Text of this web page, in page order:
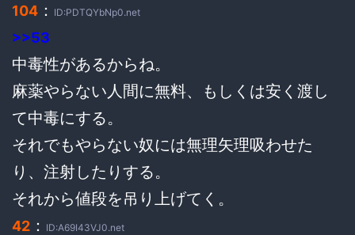
104 ： ID:PDTQYbNp0.net
>>53
中毒性があるからね。
麻薬やらない人間に無料、もしくは安く渡し
て中毒にする。
それでもやらない奴には無理矢理吸わせた
り、注射したりする。
それから値段を吊り上げてく。
42 ： ID:A69I43VJ0.net